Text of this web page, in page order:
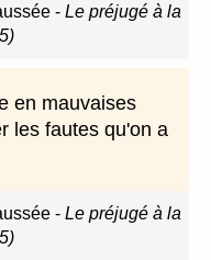
- Le préjugé à la
en mauvaises
les fautes qu'on a
- Le préjugé à la